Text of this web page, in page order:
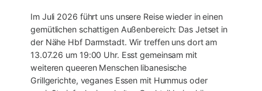
Im Juli 2026 führt uns unsere Reise wieder in einen
gemütlichen schattigen Außenbereich: Das Jetset in
der Nähe Hbf Darmstadt. Wir treffen uns dort am
13.07.26 um 19:00 Uhr. Esst gemeinsam mit
weiteren queeren Menschen libanesische
Grillgerichte, veganes Essen mit Hummus oder